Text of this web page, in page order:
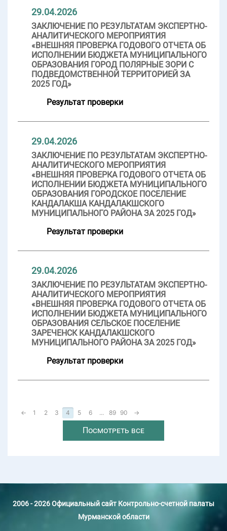
29.04.2026
ЗАКЛЮЧЕНИЕ ПО РЕЗУЛЬТАТАМ ЭКСПЕРТНО-
АНАЛИТИЧЕСКОГО МЕРОПРИЯТИЯ
«ВНЕШНЯЯ ПРОВЕРКА ГОДОВОГО ОТЧЕТА ОБ
ИСПОЛНЕНИИ БЮДЖЕТА МУНИЦИПАЛЬНОГО
ОБРАЗОВАНИЯ ГОРОД ПОЛЯРНЫЕ ЗОРИ С
ПОДВЕДОМСТВЕННОЙ ТЕРРИТОРИЕЙ ЗА
2025 ГОД»
Результат проверки
29.04.2026
ЗАКЛЮЧЕНИЕ ПО РЕЗУЛЬТАТАМ ЭКСПЕРТНО-
АНАЛИТИЧЕСКОГО МЕРОПРИЯТИЯ
«ВНЕШНЯЯ ПРОВЕРКА ГОДОВОГО ОТЧЕТА ОБ
ИСПОЛНЕНИИ БЮДЖЕТА МУНИЦИПАЛЬНОГО
ОБРАЗОВАНИЯ ГОРОДСКОЕ ПОСЕЛЕНИЕ
КАНДАЛАКША КАНДАЛАКШСКОГО
МУНИЦИПАЛЬНОГО РАЙОНА ЗА 2025 ГОД»
Результат проверки
29.04.2026
ЗАКЛЮЧЕНИЕ ПО РЕЗУЛЬТАТАМ ЭКСПЕРТНО-
АНАЛИТИЧЕСКОГО МЕРОПРИЯТИЯ
«ВНЕШНЯЯ ПРОВЕРКА ГОДОВОГО ОТЧЕТА ОБ
ИСПОЛНЕНИИ БЮДЖЕТА МУНИЦИПАЛЬНОГО
ОБРАЗОВАНИЯ СЕЛЬСКОЕ ПОСЕЛЕНИЕ
ЗАРЕЧЕНСК КАНДАЛАКШСКОГО
МУНИЦИПАЛЬНОГО РАЙОНА ЗА 2025 ГОД»
Результат проверки
← 1 2 3 4 5 6 ... 89 90 →
Посмотреть все
2006 - 2026 Официальный сайт Контрольно-счетной палаты
Мурманской области